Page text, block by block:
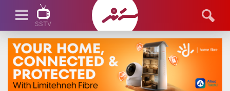
SSTV
SSTV LIVE